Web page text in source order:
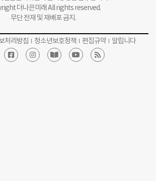
더나은미래 All rights reserved.
무단 전재 및 재배포 금지.
처리방침 청소년보호정책 편집규약 알립니다